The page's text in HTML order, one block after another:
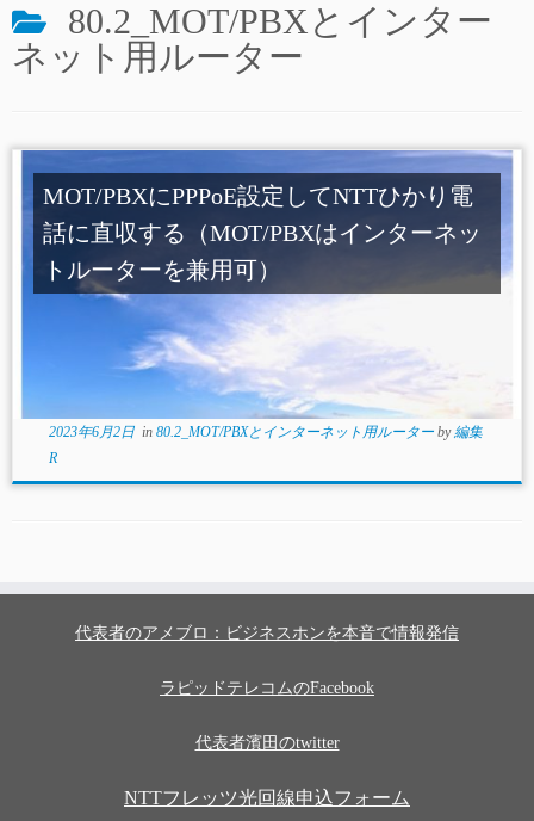
80.2_MOT/PBXとインター
ネット用ルーター
MOT/PBXにPPPoE設定してNTTひかり電
話に直収する（MOT/PBXはインターネッ
トルーターを兼用可）
2023年6月2日in 80.2_MOT/PBXとインターネット用ルーター by編集
R
代表者のアメブロ：ビジネスホンを本音で情報発信
ラピッドテレコムのFacebook
代表者濱田のtwitter
NTTフレッツ光回線申込フォーム